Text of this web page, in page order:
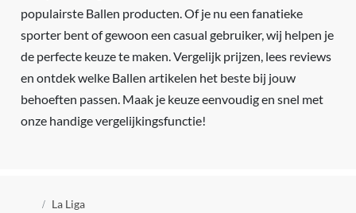
populairste Ballen producten. Of je nu een fanatieke
sporter bent of gewoon een casual gebruiker, wij helpen je
de perfecte keuze te maken. Vergelijk prijzen, lees reviews
en ontdek welke Ballen artikelen het beste bij jouw
behoeften passen. Maak je keuze eenvoudig en snel met
onze handige vergelijkingsfunctie!
Kruimelpad
La Liga